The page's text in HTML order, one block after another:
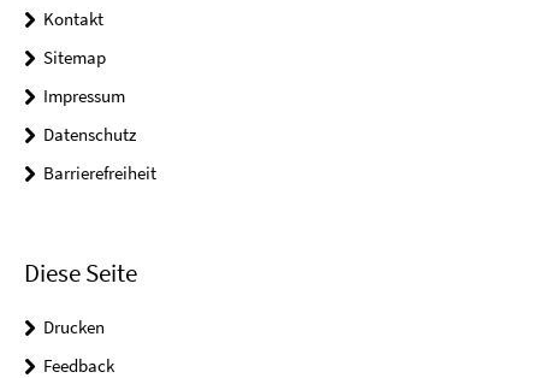
Kontakt
Sitemap
Impressum
Datenschutz
Barrierefreiheit
Diese Seite
Drucken
Feedback